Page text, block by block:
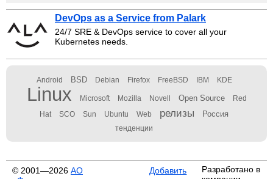
DevOps as a Service from Palark
24/7 SRE & DevOps service to cover all your
Kubernetes needs.
Android BSD Debian Firefox FreeBSD IBM KDE
Linux Microsoft Mozilla Novell Open Source Red
Hat SCO Sun Ubuntu Web релизы Россия
тенденции
© 2001—2026 АО
Добавить
Разработано в